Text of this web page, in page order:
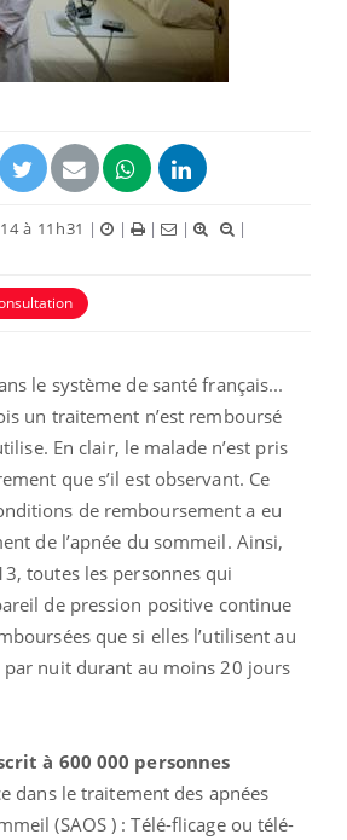
à 11h31 | | | |
|
le système de santé français...
un traitement n’est remboursé
En clair, le malade n’est pris
que s’il est observant. Ce
de remboursement a eu
de l’apnée du sommeil. Ainsi,
toutes les personnes qui
de pression positive continue
que si elles l’utilisent au
nuit durant au moins 20 jours
à 600 000 personnes
dans le traitement des apnées
(SAOS ) : Télé-flicage ou télé-